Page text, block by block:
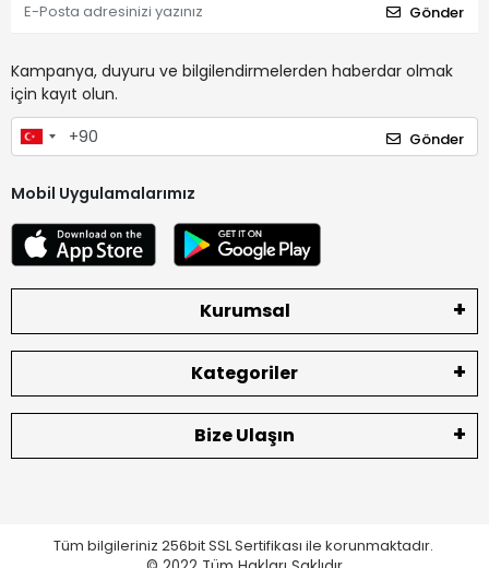
Gönder
Kampanya, duyuru ve bilgilendirmelerden haberdar olmak
için kayıt olun.
Gönder
Mobil Uygulamalarımız
Kurumsal
Kategoriler
Bize Ulaşın
Tüm bilgileriniz 256bit SSL Sertifikası ile korunmaktadır.